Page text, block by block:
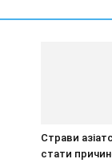
Страви
стати